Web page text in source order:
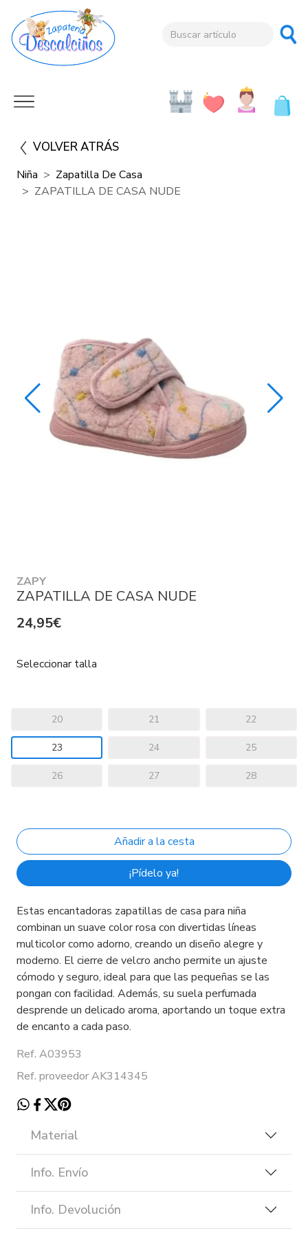
VOLVER ATRÁS
Niña
Zapatilla De Casa
ZAPATILLA DE CASA NUDE
ZAPY
ZAPATILLA DE CASA NUDE
24,95€
Seleccionar talla
20 21 22
23 24 25
26 27 28
¡Pídelo ya!
Estas encantadoras zapatillas de casa para niña
combinan un suave color rosa con divertidas líneas
multicolor como adorno, creando un diseño alegre y
moderno. El cierre de velcro ancho permite un ajuste
cómodo y seguro, ideal para que las pequeñas se las
pongan con facilidad. Además, su suela perfumada
desprende un delicado aroma, aportando un toque extra
de encanto a cada paso.
Ref. A03953
Ref. proveedor AK314345
Material
Info. Envío
Info. Devolución